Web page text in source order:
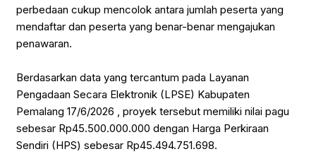
perbedaan cukup mencolok antara jumlah peserta yang
mendaftar dan peserta yang benar-benar mengajukan
penawaran.
‎Berdasarkan data yang tercantum pada Layanan
Pengadaan Secara Elektronik (LPSE) Kabupaten
Pemalang 17/6/2026 , proyek tersebut memiliki nilai pagu
sebesar Rp45.500.000.000 dengan Harga Perkiraan
Sendiri (HPS) sebesar Rp45.494.751.698.